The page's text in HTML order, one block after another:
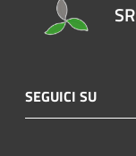
SEGUICI SU